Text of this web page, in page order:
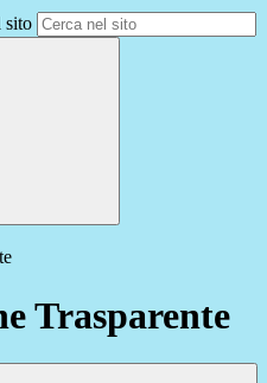
sito
Trasparente